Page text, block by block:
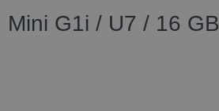
G1i / U7 / 16 GB